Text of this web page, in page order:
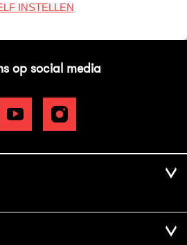
INSTELLEN
op social media